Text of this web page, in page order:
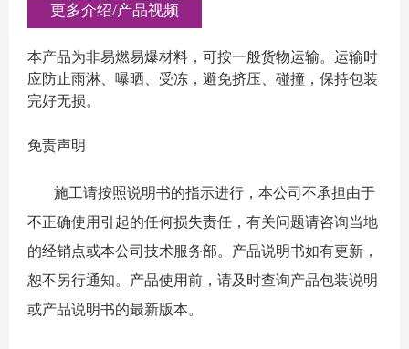
更多介绍/产品视频
本产品为非易燃易爆材料，可按一般货物运输。运输时
应防止雨淋、曝晒、受冻，避免挤压、碰撞，保持包装
完好无损。
免责声明
施工请按照说明书的指示进行，本公司不承担由于
不正确使用引起的任何损失责任，有关问题请咨询当地
的经销点或本公司技术服务部。产品说明书如有更新，
恕不另行通知。产品使用前，请及时查询产品包装说明
或产品说明书的最新版本。